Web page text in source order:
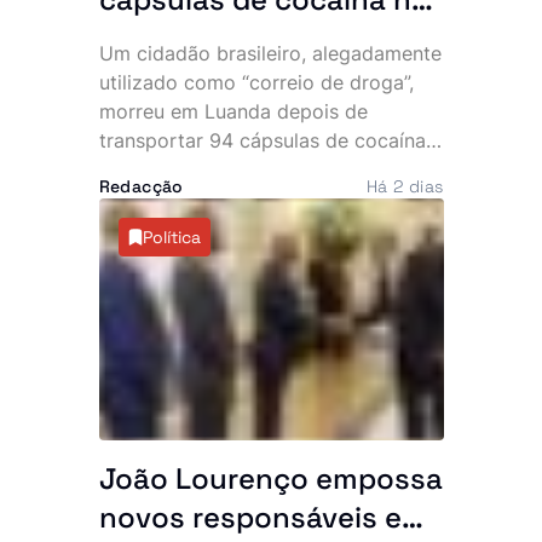
abdómen e SIC
desmantela parte da
rede
Um cidadão brasileiro, alegadamente
utilizado como “correio de droga”,
morreu em Luanda depois de
transportar 94 cápsulas de cocaína
Investigação Criminal (SIC) anunciou,
esta sexta-feira, a detenção de três
cidadãos angolanos suspeitos de
envolvimento no caso, que expôs
uma alegada rede internacional de
tráfico de estupefacientes com
ligações ao Brasil.
Redacção Há 2 dias
Política
João Lourenço empossa
novos responsáveis e